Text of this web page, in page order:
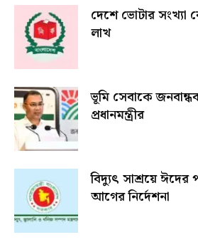
দেশে ভোটার সংখ্যা
লাখ
ভূমি সেবাকে
প্রধানমন্ত্রীর
বিদ্যুৎ সাশ্রয়ে ঈদের
আগের নির্দেশনা